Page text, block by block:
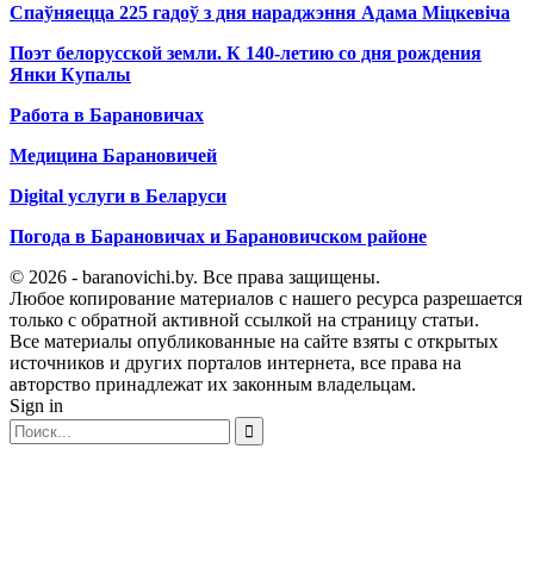
Спаўняецца 225 гадоў з дня нараджэння Адама Міцкевіча
Поэт белорусской земли. К 140-летию со дня рождения
Янки Купалы
Работа в Барановичах
Медицина Барановичей
Digital услуги в Беларуси
Погода в Барановичах и Барановичском районе
© 2026 - baranovichi.by. Все права защищены.
Любое копирование материалов с нашего ресурса разрешается
только с обратной активной ссылкой на страницу статьи.
Все материалы опубликованные на сайте взяты с открытых
источников и других порталов интернета, все права на
авторство принадлежат их законным владельцам.
Sign in